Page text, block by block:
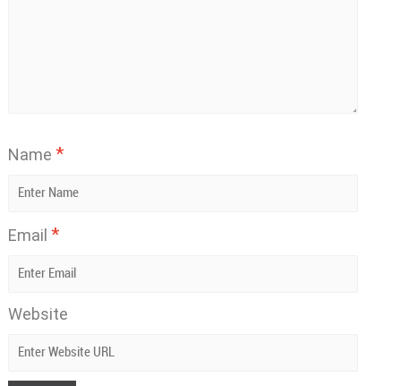
Name *
Email *
Website